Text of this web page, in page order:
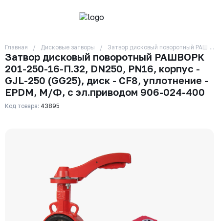
О компании
Контакты
Бренды
Отзывы
Сотрудники
Вакансии
Доставка
+7 (495) 215-24-81
Заказать звонок
Одинцово, Внуковская 9, пав. 31
Пункт выдачи заказов
Главная Дисковые затворы Затвор дисковый поворотный
Затвор дисковый поворотный РАШВОРК
201-250-16-П.32, DN250, PN16, корпус -
GJL-250 (GG25), диск - CF8, уплотнение -
EPDM, М/Ф, с эл.приводом 906-024-400
Код товара: 43895